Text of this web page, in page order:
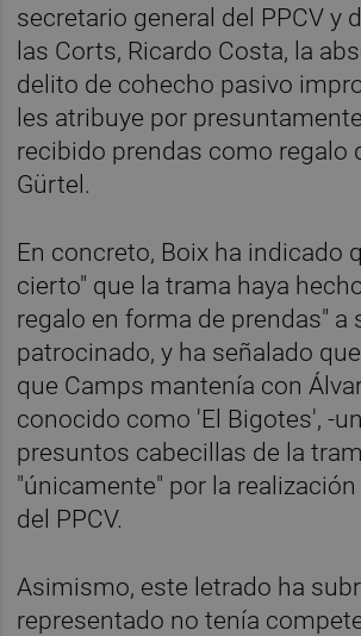
secretario general del PPCV y
las Corts, Ricardo Costa, la
delito de cohecho pasivo
les atribuye por
recibido prendas como regalo
Gürtel.
En concreto, Boix ha indicado
cierto" que la trama haya
regalo en forma de prendas" a
patrocinado, y ha señalado
que Camps mantenía con
conocido como 'El Bigotes', -
presuntos cabecillas de la
"únicamente" por la
del PPCV.
Asimismo, este letrado ha
representado no tenía